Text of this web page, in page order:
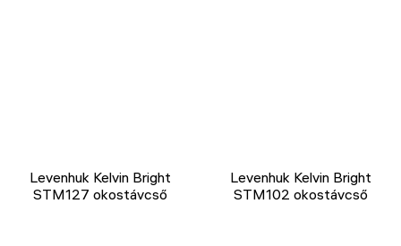
Levenhuk Kelvin Bright
STM127 okostávcső
Levenhuk Kelvin Bright
STM102 okostávcső